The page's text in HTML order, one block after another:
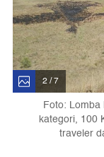
2 / 7
Foto:
kategori, 100
traveler